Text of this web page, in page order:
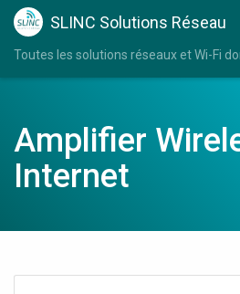
SLINC Solutions Réseau
Toutes les solutions réseaux et Wi-Fi
Amplifier
Internet